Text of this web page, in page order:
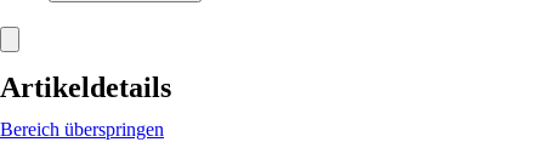
Artikeldetails
Bereich überspringen